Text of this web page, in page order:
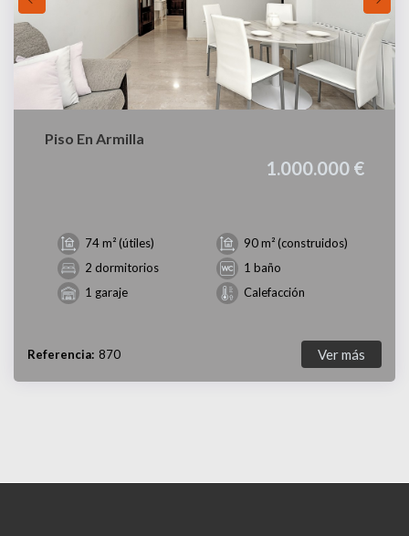
Piso En Armilla
1.000.000 €
74 m² (útiles)
90 m² (construidos)
2 dormitorios
1 baño
1 garaje
Calefacción
Referencia: 870 Ver más